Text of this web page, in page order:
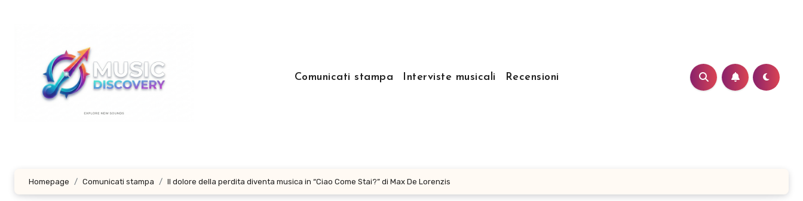
Comunicati stampa Interviste musicali Recensioni
Homepage Comunicati stampa Il dolore della perdita diventa musica in “Ciao Come Stai?” di Max De Lorenzis